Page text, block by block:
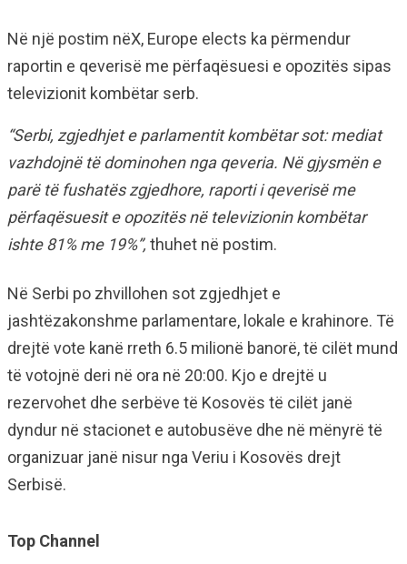
Në një postim nëX, Europe elects ka përmendur
raportin e qeverisë me përfaqësuesi e opozitës sipas
televizionit kombëtar serb.
“Serbi, zgjedhjet e parlamentit kombëtar sot: mediat
vazhdojnë të dominohen nga qeveria. Në gjysmën e
parë të fushatës zgjedhore, raporti i qeverisë me
përfaqësuesit e opozitës në televizionin kombëtar
ishte 81% me 19%”, thuhet në postim.
Në Serbi po zhvillohen sot zgjedhjet e
jashtëzakonshme parlamentare, lokale e krahinore. Të
drejtë vote kanë rreth 6.5 milionë banorë, të cilët mund
të votojnë deri në ora në 20:00. Kjo e drejtë u
rezervohet dhe serbëve të Kosovës të cilët janë
dyndur në stacionet e autobusëve dhe në mënyrë të
organizuar janë nisur nga Veriu i Kosovës drejt
Serbisë.
Top Channel